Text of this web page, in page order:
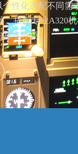
性化选配不同需
。搭配专业A320
本环境。